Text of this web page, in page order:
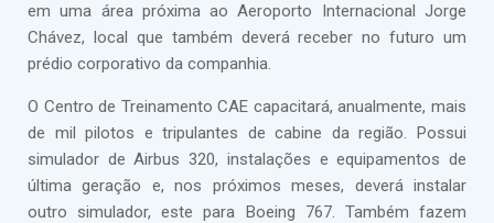
em uma área próxima ao Aeroporto Internacional Jorge
Chávez, local que também deverá receber no futuro um
prédio corporativo da companhia.
O Centro de Treinamento CAE capacitará, anualmente, mais
de mil pilotos e tripulantes de cabine da região. Possui
simulador de Airbus 320, instalações e equipamentos de
última geração e, nos próximos meses, deverá instalar
outro simulador, este para Boeing 767. Também fazem